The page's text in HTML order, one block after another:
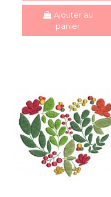
Ajouter au
panier